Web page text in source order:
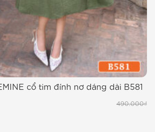
cổ tim đính nơ dáng dài B581
490.000₫